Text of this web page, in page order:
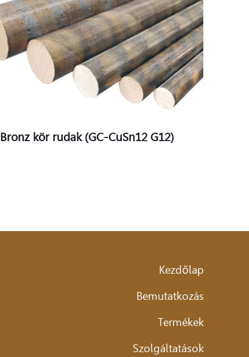
Bronz kör rudak (GC-CuSn12 G12)
Kezdőlap
Bemutatkozás
Termékek
Szolgáltatások